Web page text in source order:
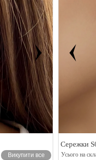
Викупити все
Сережки
Усього на